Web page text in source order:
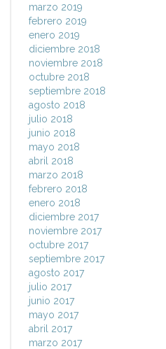
marzo 2019
febrero 2019
enero 2019
diciembre 2018
noviembre 2018
octubre 2018
septiembre 2018
agosto 2018
julio 2018
junio 2018
mayo 2018
abril 2018
marzo 2018
febrero 2018
enero 2018
diciembre 2017
noviembre 2017
octubre 2017
septiembre 2017
agosto 2017
julio 2017
junio 2017
mayo 2017
abril 2017
marzo 2017